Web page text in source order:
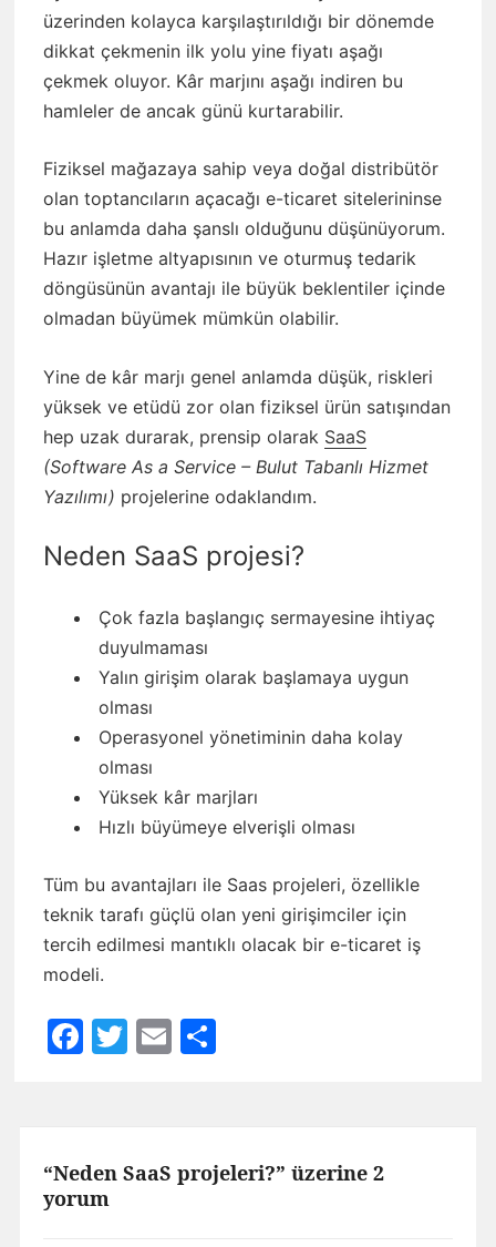
üzerinden kolayca karşılaştırıldığı bir dönemde
dikkat çekmenin ilk yolu yine fiyatı aşağı
çekmek oluyor. Kâr marjını aşağı indiren bu
hamleler de ancak günü kurtarabilir.
Fiziksel mağazaya sahip veya doğal distribütör
olan toptancıların açacağı e-ticaret sitelerininse
bu anlamda daha şanslı olduğunu düşünüyorum.
Hazır işletme altyapısının ve oturmuş tedarik
döngüsünün avantajı ile büyük beklentiler içinde
olmadan büyümek mümkün olabilir.
Yine de kâr marjı genel anlamda düşük, riskleri
yüksek ve etüdü zor olan fiziksel ürün satışından
hep uzak durarak, prensip olarak SaaS
(Software As a Service – Bulut Tabanlı Hizmet
Yazılımı) projelerine odaklandım.
Neden SaaS projesi?
Çok fazla başlangıç sermayesine ihtiyaç
duyulmaması
Yalın girişim olarak başlamaya uygun
olması
Operasyonel yönetiminin daha kolay
olması
Yüksek kâr marjları
Hızlı büyümeye elverişli olması
Tüm bu avantajları ile Saas projeleri, özellikle
teknik tarafı güçlü olan yeni girişimciler için
tercih edilmesi mantıklı olacak bir e-ticaret iş
modeli.
Facebook
Twitter
EmailShare
“Neden SaaS projeleri?” üzerine 2
yorum